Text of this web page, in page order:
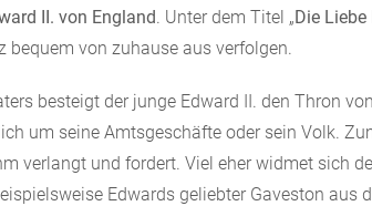
II. von England. Unter dem Titel „Die
bequem von zuhause aus verfolgen.
besteigt der junge Edward II. den Thron
um seine Amtsgeschäfte oder sein Volk.
verlangt und fordert. Viel eher widmet sich
Edwards geliebter Gaveston aus